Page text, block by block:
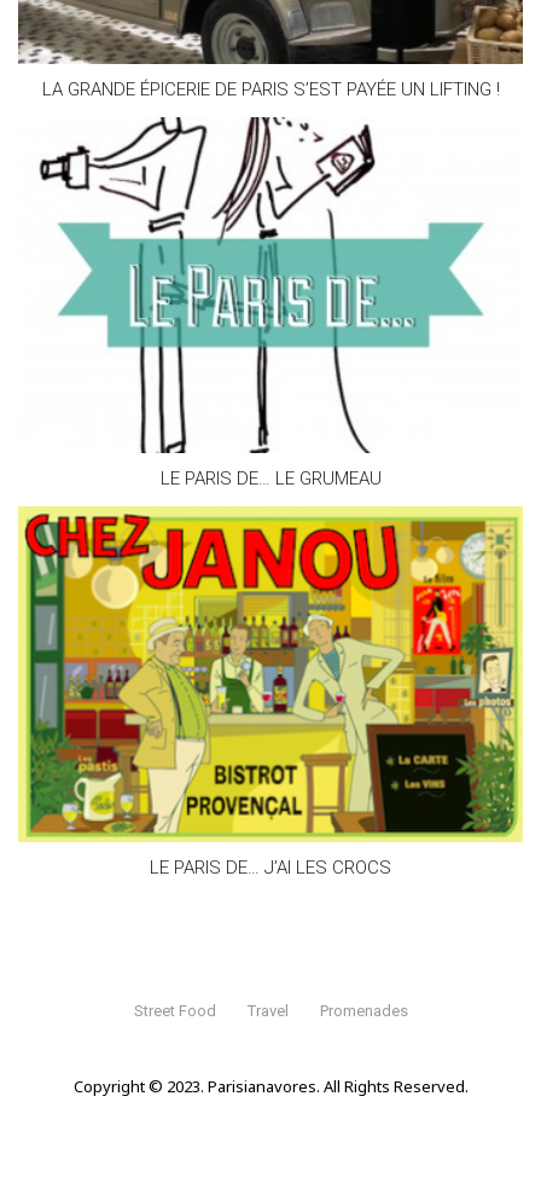
LA GRANDE ÉPICERIE DE PARIS S’EST PAYÉE UN LIFTING !
LE PARIS DE… LE GRUMEAU
LE PARIS DE… J’AI LES CROCS
Street Food Travel Promenades
Copyright © 2023. Parisianavores. All Rights Reserved.